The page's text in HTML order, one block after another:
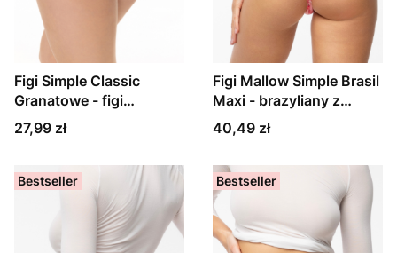
Figi Simple Classic
Granatowe - figi
klasyczne
Cena
27,99 zł
Figi Mallow Simple Brasil
Maxi - brazyliany z
wysokim stanem
Cena
40,49 zł
Bestseller Bestseller